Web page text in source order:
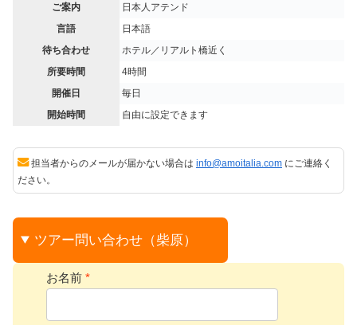
ご案内
日本人アテンド
言語
日本語
待ち合わせ
ホテル／‏リアルト橋近く
所要時間
4時間
開催日
毎日
開始時間
自由に設定できます
担当者からのメールが届かない場合は info@amoitalia.com にご連絡く
ださい。
ツアー問い合わせ（柴原）
お名前 *